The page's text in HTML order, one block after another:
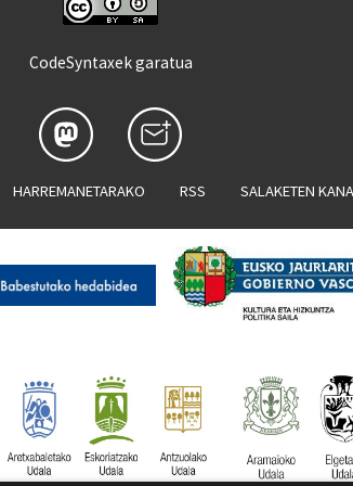
CodeSyntaxek garatua
HARREMANETARAKO RSS SALAKETEN